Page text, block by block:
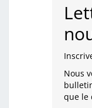
Nous
que le